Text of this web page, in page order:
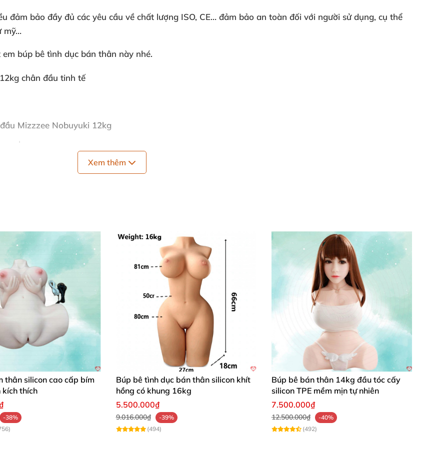
đảm bảo đầy đủ các yêu cầu về chất lượng ISO, CE… đảm bảo an toàn đối với người sử dụng, cụ thể
mỹ…
búp bê tình dục bán thân này nhé.
Mizzzee Nobuyuki 12kg
tay có đầu Mizzzee Nobuyuki 12kg
có đầu Mizzzee Nobuyuki 12kg
Mizzzee Nobuyuki
Xem thêm
thân silicon cao cấp bím
kích thích
-38%
Búp bê tình dục bán thân silicon khít
hồng có khung 16kg
5.500.000₫
9.016.000₫
-39%
(494)
Búp bê bán thân 14kg đầu tóc cấy
silicon TPE mềm mịn tự nhiên
7.500.000₫
12.500.000₫
-40%
(492)